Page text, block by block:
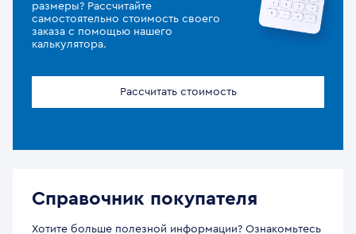
размеры? Рассчитайте
самостоятельно стоимость своего
заказа с помощью нашего
калькулятора.
Рассчитать стоимость
Справочник покупателя
Хотите больше полезной информации? Ознакомьтесь